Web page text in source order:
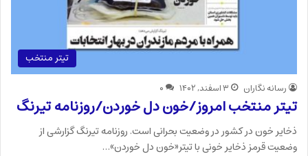
تیتر منتخب
رسانه نگاران ۳ اسفند, ۱۴۰۲ ۰
تیتر منتخب امروز/خون دل خوردن/روزنامه تیرنگ
ذخایر خون در کشور در وضعیت بحرانی است. روزنامه تیرنگ گزارشی از
وضعیت قرمز ذخایر خونی با تیتر«خون دل خوردن»…